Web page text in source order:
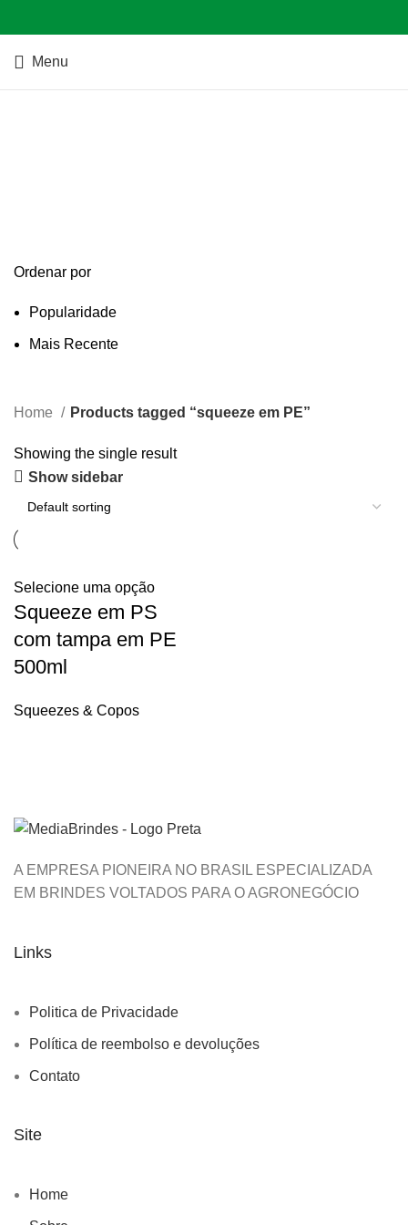
Menu
Ordenar por
Popularidade
Mais Recente
Home Products tagged “squeeze em PE”
Showing the single result
Show sidebar
Selecione uma opção
Squeeze em PS
com tampa em PE
500ml
Squeezes & Copos
A EMPRESA PIONEIRA NO BRASIL ESPECIALIZADA
EM BRINDES VOLTADOS PARA O AGRONEGÓCIO
Links
Politica de Privacidade
Política de reembolso e devoluções
Contato
Site
Home